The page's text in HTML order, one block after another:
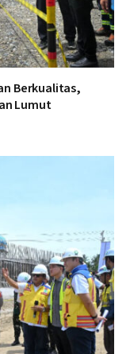
Berkualitas,
Lumut